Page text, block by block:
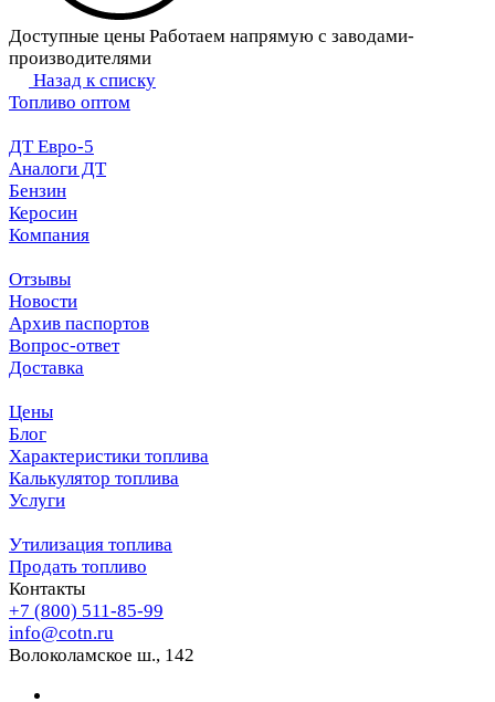
Доступные цены Работаем напрямую с заводами-
производителями
Назад к списку
Топливо оптом
ДТ Евро-5
Аналоги ДТ
Бензин
Керосин
Компания
Отзывы
Новости
Архив паспортов
Вопрос-ответ
Доставка
Цены
Блог
Характеристики топлива
Калькулятор топлива
Услуги
Утилизация топлива
Продать топливо
Контакты
+7 (800) 511-85-99
info@cotn.ru
Волоколамское ш., 142